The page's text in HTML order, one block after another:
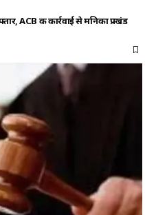
ACB की कार्रवाई से मनिका प्रखंड